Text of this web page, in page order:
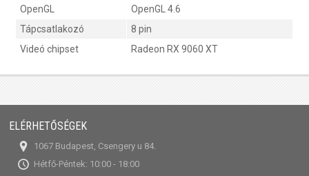
OpenGL
OpenGL 4.6
Tápcsatlakozó
8 pin
Videó chipset
Radeon RX 9060 XT
ELÉRHETŐSÉGEK
1067 Budapest, Csengery u 84.
Hétfő-Péntek: 10:00 - 18:00